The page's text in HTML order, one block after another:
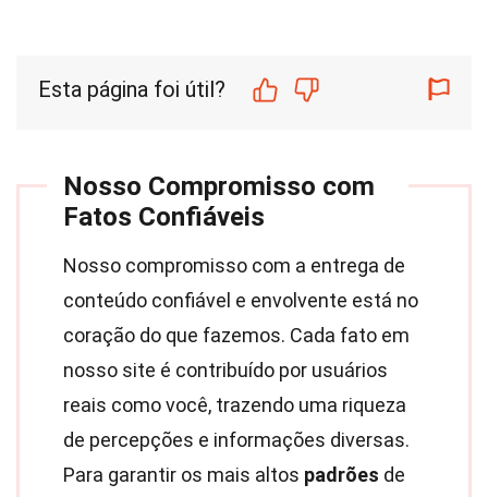
Esta página foi útil?
Nosso Compromisso com
Fatos Confiáveis
Nosso compromisso com a entrega de
conteúdo confiável e envolvente está no
coração do que fazemos. Cada fato em
nosso site é contribuído por usuários
reais como você, trazendo uma riqueza
de percepções e informações diversas.
Para garantir os mais altos padrões de